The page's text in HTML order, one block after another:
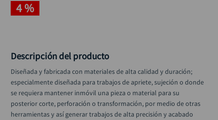
4 %
Descripción del producto
Diseñada y fabricada con materiales de alta calidad y duración;
especialmente diseñada para trabajos de apriete, sujeción o donde
se requiera mantener inmóvil una pieza o material para su
posterior corte, perforación o transformación, por medio de otras
herramientas y así generar trabajos de alta precisión y acabado
hidrolavadora
taladro inalámbrico
llave impacto